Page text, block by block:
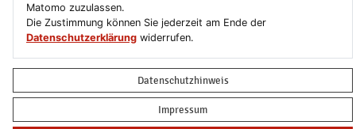
Matomo zuzulassen.
Die Zustimmung können Sie jederzeit am Ende der
Datenschutzerklärung widerrufen.
Datenschutzhinweis
Impressum
Erklärung zur Barrierefreiheit
Leichte Sprache
Copyright © 2019-2026 Stadt Schönebeck (Elbe)